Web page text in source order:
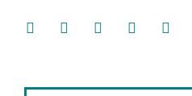
facebooksoundcloud
twitter mastodon